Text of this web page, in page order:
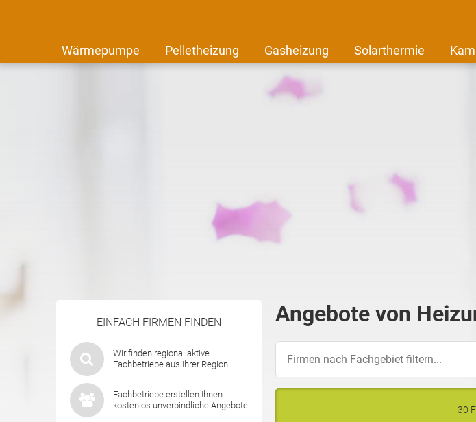
Wärmepumpe Pelletheizung Gasheizung Solarthermie
EINFACH FIRMEN FINDEN
Wir finden regional aktive
Fachbetriebe aus Ihrer Region
Fachbetriebe erstellen Ihnen
kostenlos unverbindliche Angebote
Angebote von
30